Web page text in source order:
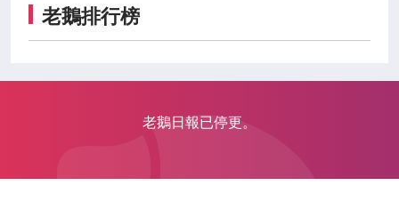
老鵝排行榜
老鵝日報已停更。